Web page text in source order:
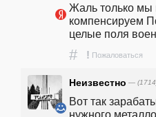
Жаль только мы
компенсируем
целые поля
# ! Пожаловаться
Неизвестно —
Вот так
нужного